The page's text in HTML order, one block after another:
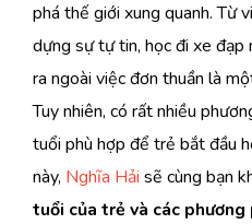
phá thế giới xung quanh. Từ
dựng sự tự tin, học đi xe đạp
ra ngoài việc đơn thuần là
Tuy nhiên, có rất nhiều
tuổi phù hợp để trẻ bắt đầu
này, Nghĩa Hải sẽ cùng bạn
tuổi của trẻ và các